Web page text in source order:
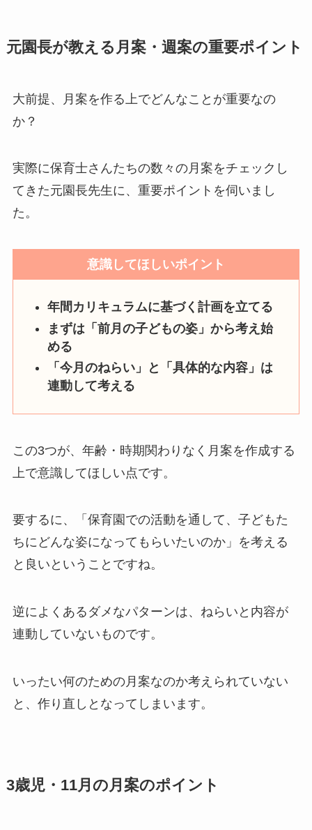
元園長が教える月案・週案の重要ポイント
大前提、月案を作る上でどんなことが重要なの
か？
実際に保育士さんたちの数々の月案をチェックし
てきた元園長先生に、重要ポイントを伺いまし
た。
意識してほしいポイント
年間カリキュラムに基づく計画を立てる
まずは「前月の子どもの姿」から考え始
める
「今月のねらい」と「具体的な内容」は
連動して考える
この3つが、年齢・時期関わりなく月案を作成する
上で意識してほしい点です。
要するに、「保育園での活動を通して、子どもた
ちにどんな姿になってもらいたいのか」を考える
と良いということですね。
逆によくあるダメなパターンは、ねらいと内容が
連動していないものです。
いったい何のための月案なのか考えられていない
と、作り直しとなってしまいます。
3歳児・11月の月案のポイント